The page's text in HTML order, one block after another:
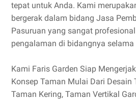
tepat untuk Anda. Kami
bergerak dalam bidang Jasa
Pasuruan yang sangat
pengalaman di bidangnya
Kami Faris Garden Siap
Konsep Taman Mulai Dari Desain
Taman Kering, Taman Vertikal